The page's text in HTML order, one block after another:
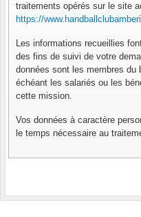
traitements opérés sur le site
https://
Les informations recueillies
des fins de suivi de votre
données sont les membres du
échéant les salariés ou les
cette mission.
Vos données à caractère
le temps nécessaire au